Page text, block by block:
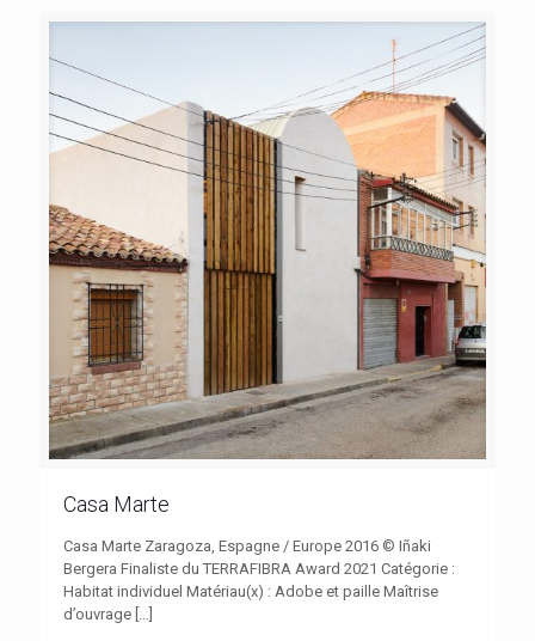
Casa Marte
Casa Marte Zaragoza, Espagne / Europe 2016 © Iñaki
Bergera Finaliste du TERRAFIBRA Award 2021 Catégorie :
Habitat individuel Matériau(x) : Adobe et paille Maîtrise
d’ouvrage […]